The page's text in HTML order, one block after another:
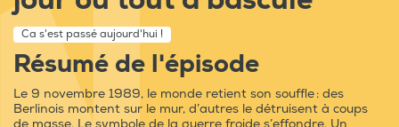
Ca s'est passé aujourd'hui !
Résumé de l'épisode
Le 9 novembre 1989, le monde retient son souffle : des
Berlinois montent sur le mur, d’autres le détruisent à coups